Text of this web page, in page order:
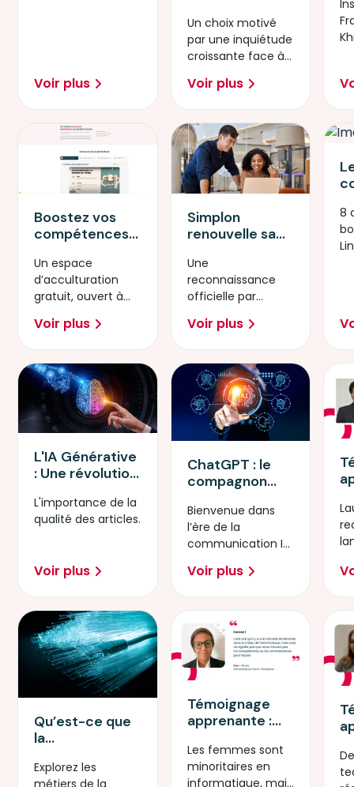
Voir plus
plonger dans
une formation
de cinq jours
sur
l’intelligence
artificielle.
Un choix motivé
par une inquiétude
croissante face à
rapide de ces
technologies.
Voir plus
Boostez vos
compétences
Générative
Un espace
d’acculturation
gratuit, ouvert à
Voir plus
Simplon
renouvelle sa
"Mobiliser les
compétences
informatiques
fondamentales"
Une
reconnaissance
officielle par
Compétences.
Voir plus
8
L'IA Générative
: Une révolution
du numérique
L'importance de la
qualité des articles.
Voir plus
ChatGPT : le
compagnon
l'ère de l'IA
Bienvenue dans
l’ère de la
communication IA,
révolutionne nos
interactions au
quotidien.
Voir plus
Qu’est-ce que
la
Explorez les
métiers de la
Témoignage
apprenante :
Cloud Ecole
Cloud
Les femmes sont
minoritaires en
informatique, mais